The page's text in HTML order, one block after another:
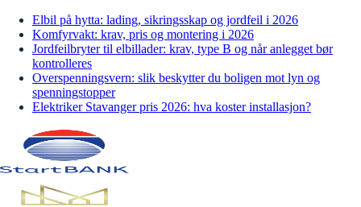
Elbil på hytta: lading, sikringsskap og jordfeil i 2026
Komfyrvakt: krav, pris og montering i 2026
Jordfeilbryter til elbillader: krav, type B og når anlegget bør
kontrolleres
Overspenningsvern: slik beskytter du boligen mot lyn og
spenningstopper
Elektriker Stavanger pris 2026: hva koster installasjon?